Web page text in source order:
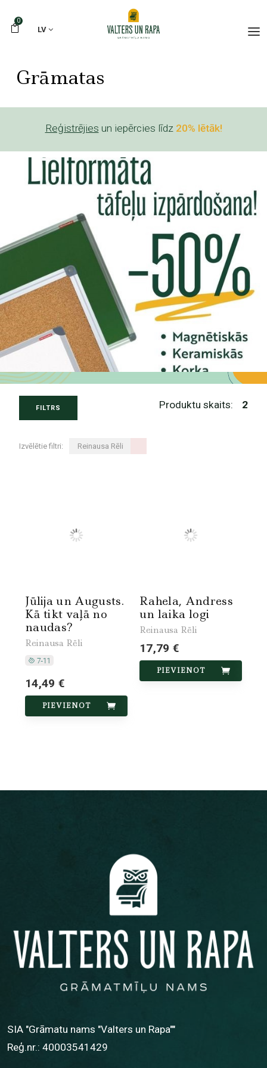
0
LV
Grāmatas
Reģistrējies un iepērcies līdz 20% lētāk!
FILTRS Produktu skaits: 2
Izvēlētie filtri: Reinausa Rēli
Jūlija un Augusts.
Kā tikt vaļā no
naudas?
Reinausa Rēli
14,49 €
PIEVIENOT
Rahela, Andress
un laika logi
Reinausa Rēli
17,79 €
PIEVIENOT
SIA "Grāmatu nams "Valters un Rapa""
Reģ.nr.: 40003541429